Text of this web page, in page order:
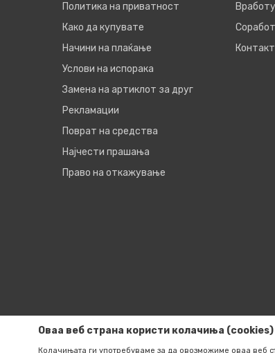
Политика на приватност
Како да купувате
Начини на плаќање
Услови на испорака
Замена на артиклот за друг
Рекламации
Поврат на средства
Најчести прашања
Право на откажување
Контакт
Оваа веб страна користи колачиња (cookies)
Колачињата ги употребуваме за да овозможиме оваа веб